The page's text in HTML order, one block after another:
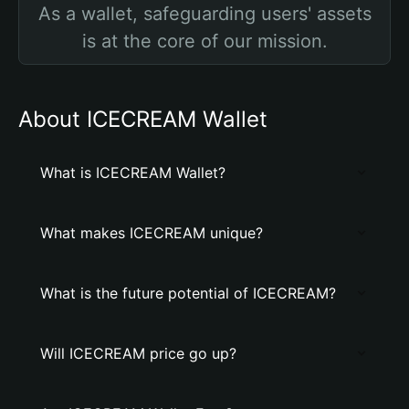
As a wallet, safeguarding users' assets
is at the core of our mission.
About ICECREAM Wallet
What is ICECREAM Wallet?
What makes ICECREAM unique?
What is the future potential of ICECREAM?
Will ICECREAM price go up?